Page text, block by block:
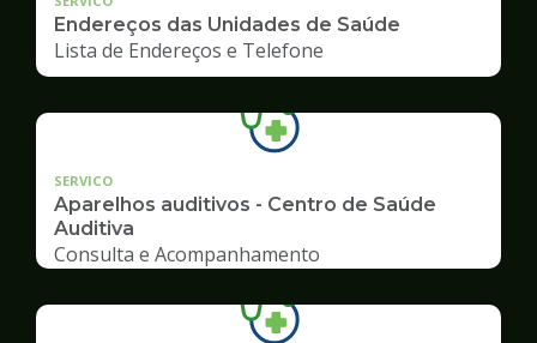
Endereços das Unidades de Saúde
Lista de Endereços e Telefone
SERVICO
Aparelhos auditivos - Centro de Saúde
Auditiva
Consulta e Acompanhamento